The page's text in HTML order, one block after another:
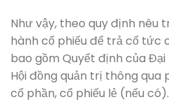
Như vậy, theo quy định nêu
hành cổ phiếu để trả cổ tức
bao gồm Quyết định của
Hội đồng quản trị thông qua
cổ phần, cổ phiếu lẻ (nếu có).